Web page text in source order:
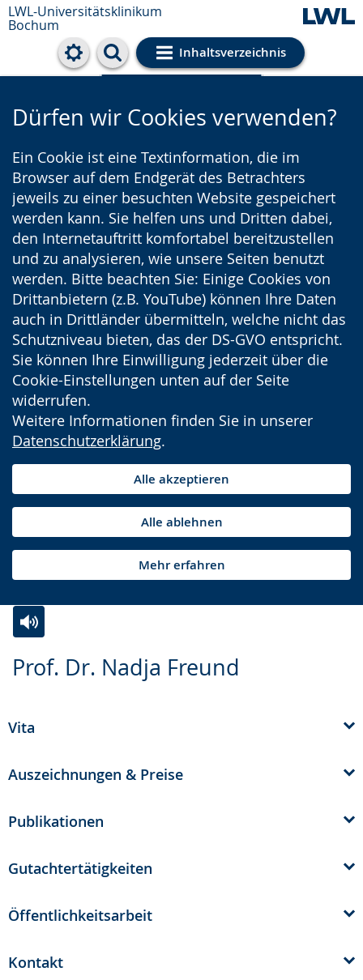
LWL-Universitätsklinikum
Bochum
Inhaltsverzeichnis
Cookie-Einstellungen
Dürfen wir Cookies verwenden?
Ein Cookie ist eine Textinformation, die im
Browser auf dem Endgerät des Betrachters
jeweils zu einer besuchten Website gespeichert
werden kann. Sie helfen uns und Dritten dabei,
den Internetauftritt komfortabel bereitzustellen
und zu analysieren, wie unsere Seiten benutzt
werden. Bitte beachten Sie: Einige Cookies von
Drittanbietern (z.B. YouTube) können Ihre Daten
auch in Drittländer übermitteln, welche nicht das
Schutzniveau bieten, das der DS-GVO entspricht.
Sie können Ihre Einwilligung jederzeit über die
Cookie-Einstellungen unten auf der Seite
widerrufen.
Weitere Informationen finden Sie in unserer
Datenschutzerklärung.
Alle akzeptieren
Alle ablehnen
Mehr erfahren
Prof. Dr. Nadja Freund
Leichten
wechseln.
Audio-
Video
Deutscher
wird
Vita
Auszeichnungen & Preise
Publikationen
Gutachtertätigkeiten
Öffentlichkeitsarbeit
Kontakt